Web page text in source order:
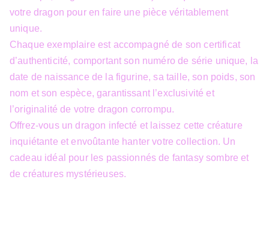
votre dragon pour en faire une pièce véritablement
unique.
Chaque exemplaire est accompagné de son certificat
d’authenticité, comportant son numéro de série unique, la
date de naissance de la figurine, sa taille, son poids, son
nom et son espèce, garantissant l’exclusivité et
l’originalité de votre dragon corrompu.
Offrez-vous un dragon infecté et laissez cette créature
inquiétante et envoûtante hanter votre collection. Un
cadeau idéal pour les passionnés de fantasy sombre et
de créatures mystérieuses.